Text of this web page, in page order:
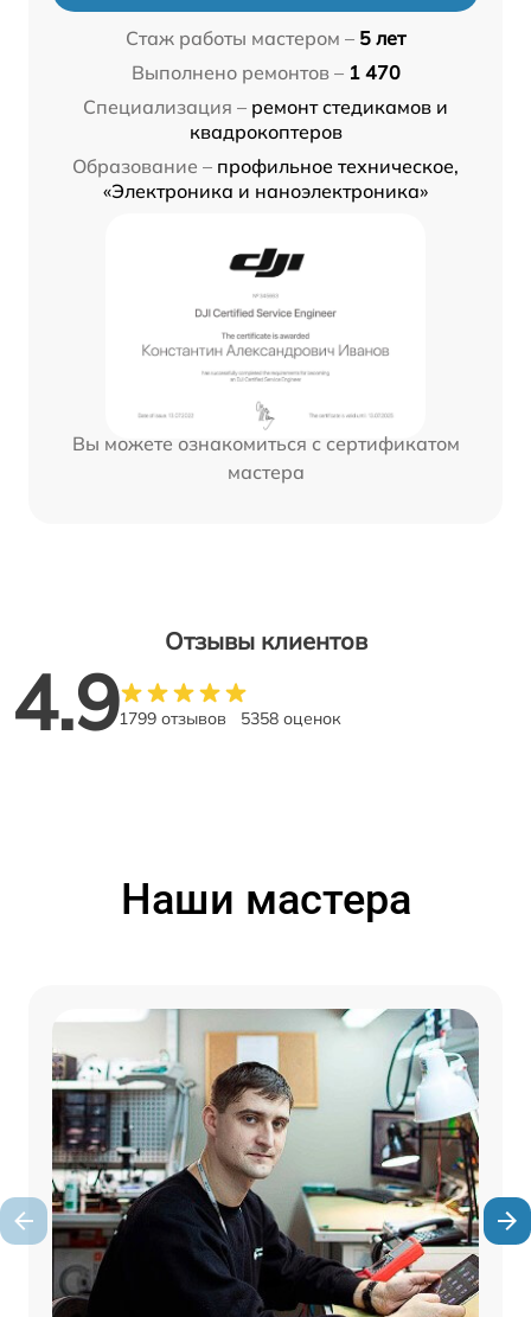
Стаж работы мастером – 5 лет
Выполнено ремонтов – 1 470
Специализация – ремонт стедикамов и
квадрокоптеров
Образование – профильное техническое,
«Электроника и наноэлектроника»
Вы можете ознакомиться с сертификатом
мастера
Отзывы клиентов
4.91799 отзывов 5358 оценок
Наши мастера